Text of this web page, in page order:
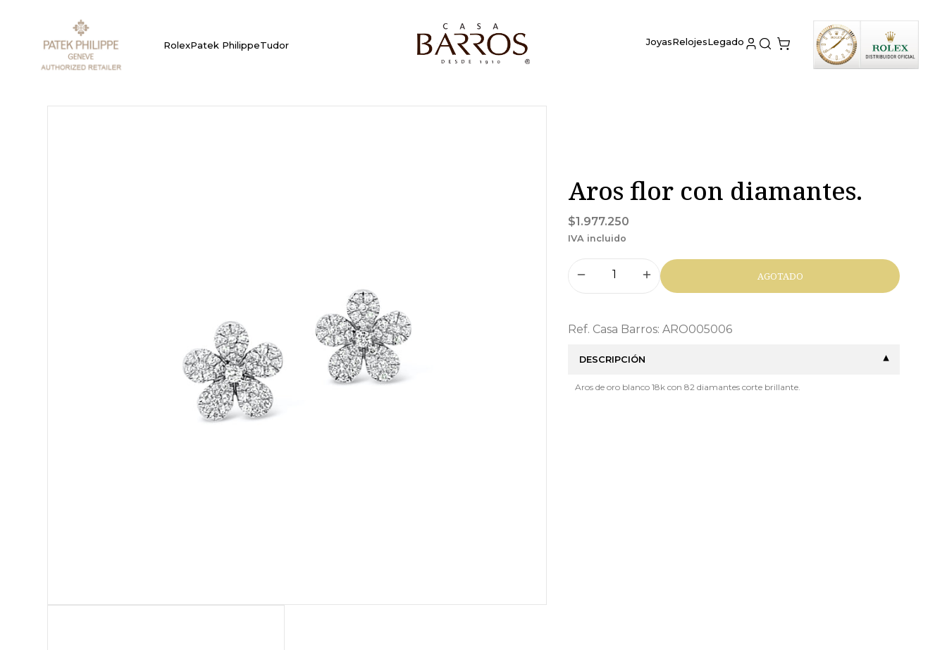
RolexPatek PhilippeTudor JoyasRelojesLegado
Aros flor con diamantes.
$1.977.250
IVA incluido
AGOTADO
Ref. Casa Barros: ARO005006
DESCRIPCIÓN
Aros de oro blanco 18k con 82 diamantes corte brillante.